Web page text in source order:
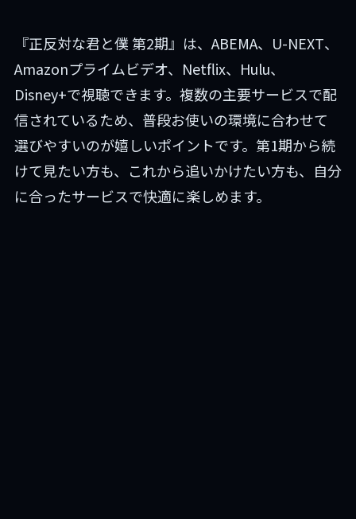
『正反対な君と僕 第2期』は、ABEMA、U-NEXT、
Amazonプライムビデオ、Netflix、Hulu、
Disney+で視聴できます。複数の主要サービスで配
信されているため、普段お使いの環境に合わせて
選びやすいのが嬉しいポイントです。第1期から続
けて見たい方も、これから追いかけたい方も、自分
に合ったサービスで快適に楽しめます。